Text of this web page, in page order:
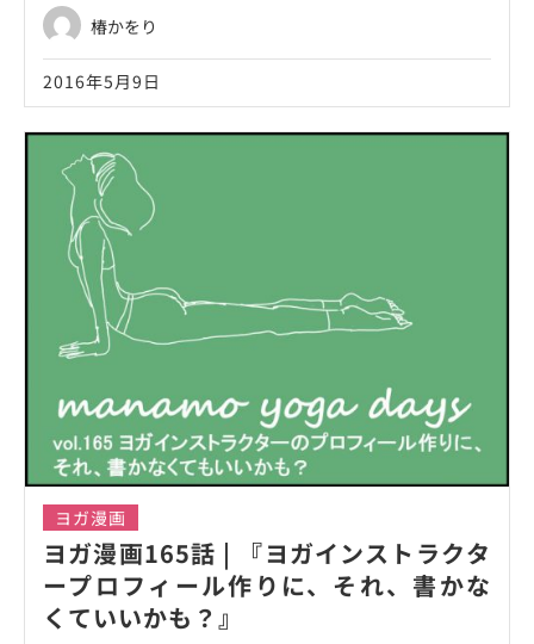
椿かをり
2016年5月9日
ヨガ漫画
ヨガ漫画165話 | 『ヨガインストラクタ
ープロフィール作りに、それ、書かな
くていいかも？』